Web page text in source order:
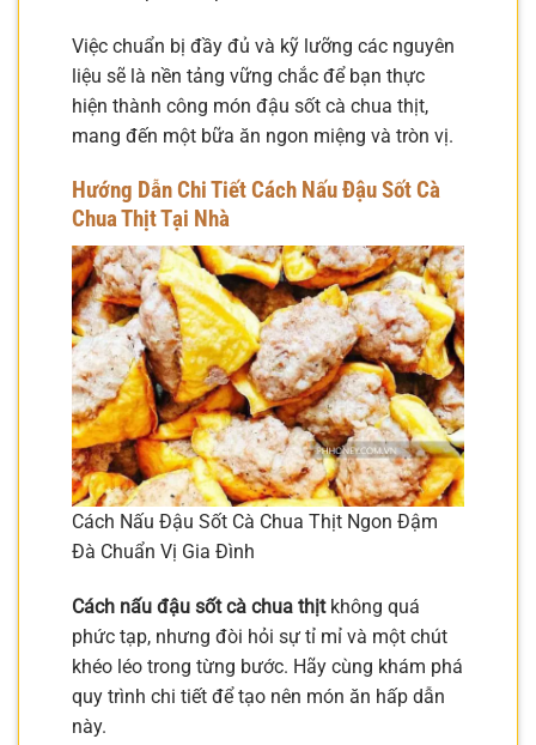
Việc chuẩn bị đầy đủ và kỹ lưỡng các nguyên
liệu sẽ là nền tảng vững chắc để bạn thực
hiện thành công món đậu sốt cà chua thịt,
mang đến một bữa ăn ngon miệng và tròn vị.
Hướng Dẫn Chi Tiết Cách Nấu Đậu Sốt Cà
Chua Thịt Tại Nhà
Cách Nấu Đậu Sốt Cà Chua Thịt Ngon Đậm
Đà Chuẩn Vị Gia Đình
Cách nấu đậu sốt cà chua thịtkhông quá
phức tạp, nhưng đòi hỏi sự tỉ mỉ và một chút
khéo léo trong từng bước. Hãy cùng khám phá
quy trình chi tiết để tạo nên món ăn hấp dẫn
này.